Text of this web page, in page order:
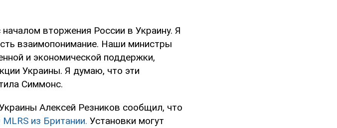
вторжения России в Украину. Я
взаимопонимание. Наши министры
и экономической поддержки,
Украины. Я думаю, что эти
Симмонс.
Алексей Резников сообщил, что
из Британии. Установки могут